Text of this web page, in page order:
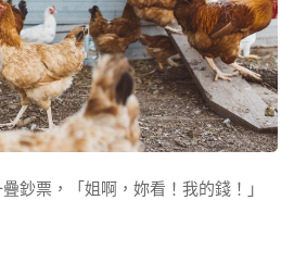
鈔票，「姐啊，妳看！我的錢！」